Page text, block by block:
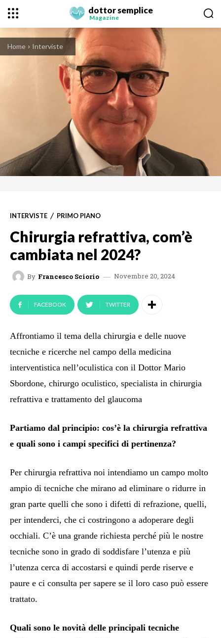
dottor semplice
Magazine
Home Interviste
INTERVISTE PRIMO PIANO
Chirurgia refrattiva, com’è
cambiata nel 2024?
By Francesco Sciorio Novembre 20, 2024
FACEBOOK TWITTER
Affrontiamo il tema della chirurgia e delle nuove
tecniche e ricerche nel campo della medicina
interventistica nell’oculistica con il Dottor Mario
Sbordone, chirurgo oculistico, specialista in chirurgia
refrattiva e trattamento del glaucoma
Partiamo dal principio: cos’è la chirurgia refrattiva
e quali sono i campi specifici di pertinenza?
Per chirurgia refrattiva noi intendiamo un campo molto
ampio di tecniche che mirano ad eliminare o ridurre in
gran parte quelli che sono i difetti di refrazione, quelli,
per intenderci, che ci costringono a adoperare degli
occhiali. C’è una grande richiesta perché più le nostre
tecniche sono in grado di soddisfare l’utenza e più
l’utenza cerca di accostarsi e quindi perde riserve e
paure e ci consulta per sapere se il loro caso può essere
trattato.
Quali sono le novità delle principali tecniche